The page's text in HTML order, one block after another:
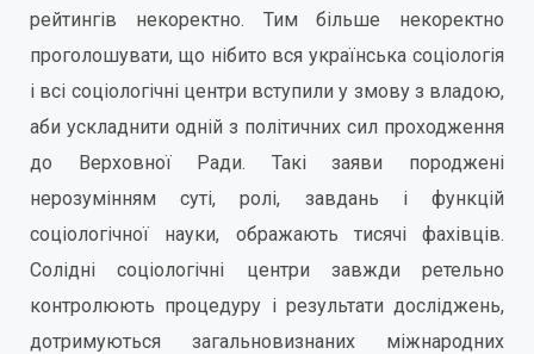
рейтингів некоректно. Тим більше некоректно
проголошувати, що нібито вся українська соціологія
і всі соціологічні центри вступили у змову з владою,
аби ускладнити одній з політичних сил проходження
до Верховної Ради. Такі заяви породжені
нерозумінням суті, ролі, завдань і функцій
соціологічної науки, ображають тисячі фахівців.
Солідні соціологічні центри завжди ретельно
контролюють процедуру і результати досліджень,
дотримуються загальновизнаних міжнародних